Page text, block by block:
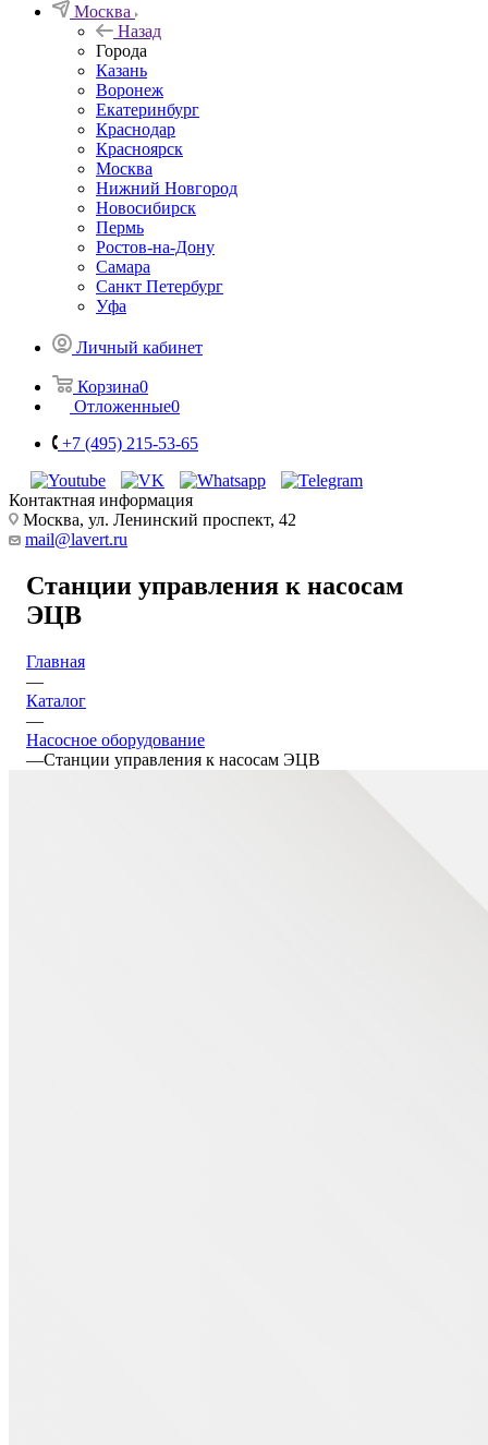
Москва
Назад
Города
Казань
Воронеж
Екатеринбург
Краснодар
Красноярск
Москва
Нижний Новгород
Новосибирск
Пермь
Ростов-на-Дону
Самара
Санкт Петербург
Уфа
Личный кабинет
Корзина0
Отложенные0
+7 (495) 215-53-65
Контактная информация
Москва, ул. Ленинский проспект, 42
mail@lavert.ru
Станции управления к насосам
ЭЦВ
Главная
—
Каталог
—
Насосное оборудование
—Станции управления к насосам ЭЦВ